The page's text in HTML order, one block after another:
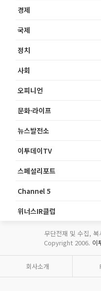
경제
국제
정치
사회
오피니언
문화·라이프
뉴스발전소
이투데이TV
스페셜리포트
Channel 5
위너스IR클럽
무단전재 및 수집,
Copyright 2006. 이
회사소개